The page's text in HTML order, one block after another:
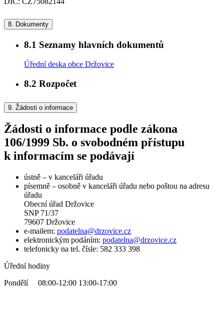
8. Dokumenty
8.1 Seznamy hlavních dokumentů
Úřední deska obce Držovice
8.2 Rozpočet
9. Žádosti o informace
Žádosti o informace podle zákona
106/1999 Sb. o svobodném přístupu
k informacím se podávají
ústně – v kanceláři úřadu
písemně – osobně v kanceláři úřadu nebo poštou na adresu
úřadu
Obecní úřad Držovice
SNP 71/37
79607 Držovice
e-mailem: podatelna@drzovice.cz
elektronickým podáním: podatelna@drzovice.cz
telefonicky na tel. čísle: 582 333 398
Úřední hodiny
Pondělí 08:00-12:00 13:00-17:00